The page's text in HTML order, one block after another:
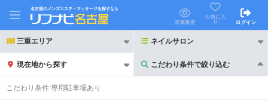
名古屋のメンズエステ・マッサージを探すなら
閲覧履歴
お気に入
り
ログイン
三重エリア ネイルサロン
現在地から探す こだわり条件で絞り込む
こだわり条件で絞り込む
こだわり条件:専用駐車場あり